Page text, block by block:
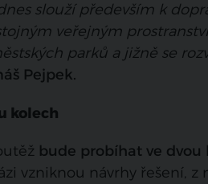
slouží především k
veřejným
parků a jižně se
Pejpek.
kolech
bude probíhat ve dvou
vzniknou návrhy řešení,